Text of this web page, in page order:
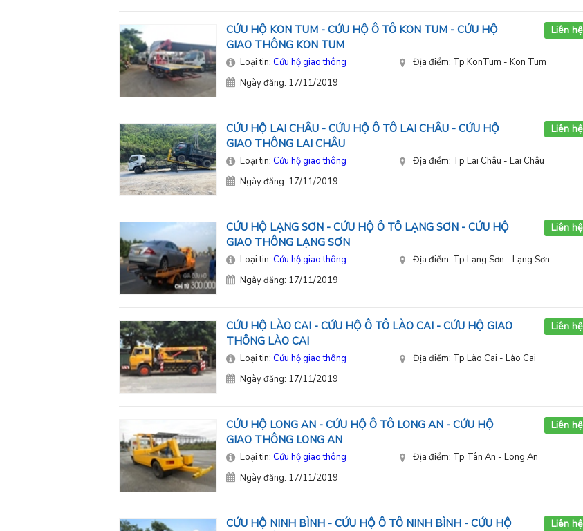
CỨU HỘ KON TUM - CỨU HỘ Ô TÔ KON TUM - CỨU HỘ
GIAO THÔNG KON TUM
Liên hệ
Loại tin: Cứu hộ giao thông
Địa điểm: Tp KonTum - Kon Tum
Ngày đăng: 17/11/2019
CỨU HỘ LAI CHÂU - CỨU HỘ Ô TÔ LAI CHÂU - CỨU HỘ
GIAO THÔNG LAI CHÂU
Liên hệ
Loại tin: Cứu hộ giao thông
Địa điểm: Tp Lai Châu - Lai Châu
Ngày đăng: 17/11/2019
CỨU HỘ LẠNG SƠN - CỨU HỘ Ô TÔ LẠNG SƠN - CỨU HỘ
GIAO THÔNG LẠNG SƠN
Liên hệ
Loại tin: Cứu hộ giao thông
Địa điểm: Tp Lạng Sơn - Lạng Sơn
Ngày đăng: 17/11/2019
CỨU HỘ LÀO CAI - CỨU HỘ Ô TÔ LÀO CAI - CỨU HỘ GIAO
THÔNG LÀO CAI
Liên hệ
Loại tin: Cứu hộ giao thông
Địa điểm: Tp Lào Cai - Lào Cai
Ngày đăng: 17/11/2019
CỨU HỘ LONG AN - CỨU HỘ Ô TÔ LONG AN - CỨU HỘ
GIAO THÔNG LONG AN
Liên hệ
Loại tin: Cứu hộ giao thông
Địa điểm: Tp Tân An - Long An
Ngày đăng: 17/11/2019
CỨU HỘ NINH BÌNH - CỨU HỘ Ô TÔ NINH BÌNH - CỨU HỘ
Liên hệ